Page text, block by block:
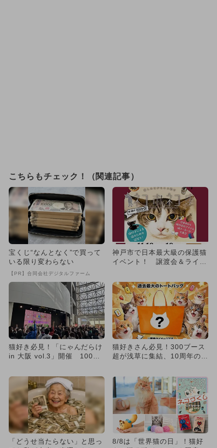
こちらもチェック！（関連記事）
宝くじ“なんとなく”で買って
いる限り変わらない
【PR】合同会社デジタルファーム
神戸市で日本最大級の保護猫
イベント！ 譲渡会＆ライブ
猫好き必見！「にゃんだらけ
in 大阪 vol.3」開催 100グ
猫好きさん必見！300ブース
超が浅草に集結、10周年の
「どうせ当たらない」と思っ
8/8は「世界猫の日」！猫好